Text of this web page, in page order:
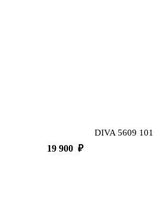
DIVA 5609 101
19 900 ₽